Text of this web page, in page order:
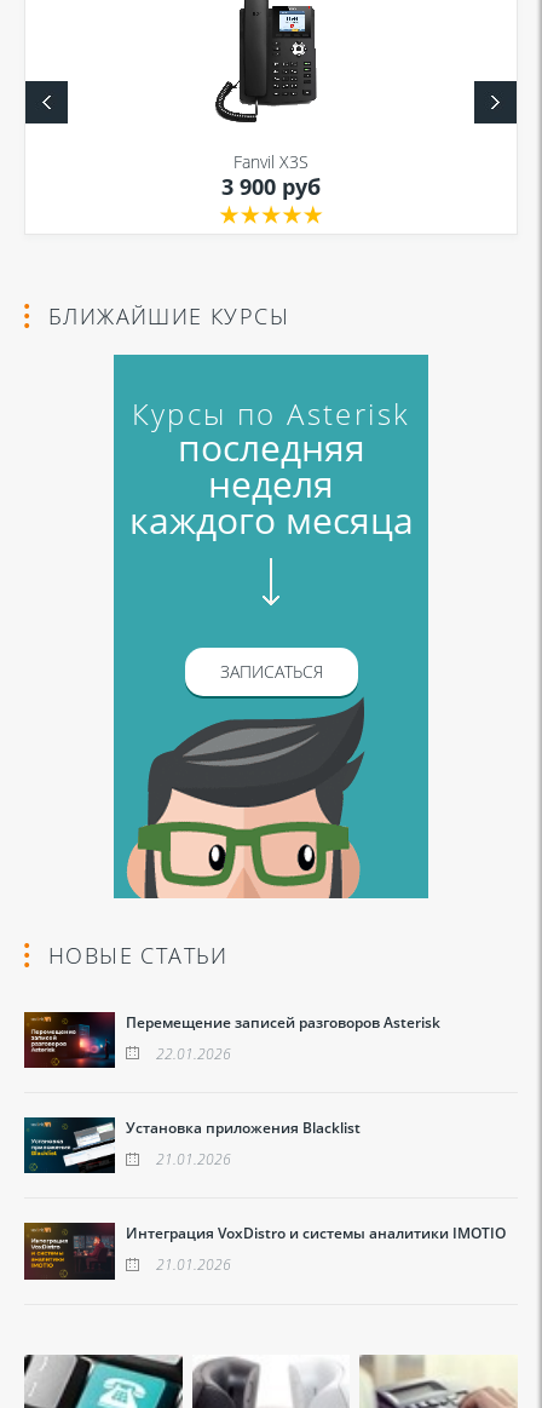
Fanvil X3S
3 900 руб
БЛИЖАЙШИЕ КУРСЫ
Курсы по Asterisk
последняя
неделя
каждого месяца
ЗАПИСАТЬСЯ
НОВЫЕ СТАТЬИ
Перемещение записей разговоров Asterisk
22.01.2026
Установка приложения Blacklist
21.01.2026
Интеграция VoxDistro и системы аналитики IMOTIO
21.01.2026